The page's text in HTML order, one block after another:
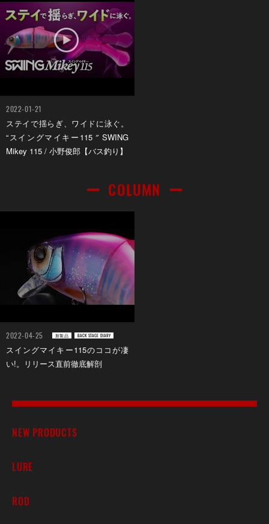
2022-01-21
ステイで揺らぎ、ワイドに泳ぐ。
“スイングマイキー115 ″ SWING
Mikey 115 / 小野俊郎【バス釣り】
COLUMN
2022-04-25 新製品 BACK STAGE DIARY
スイングマイキー115のココが凄
い!。リリース直前徹底解剖
NEW PRODUCTS
LURE
ROD